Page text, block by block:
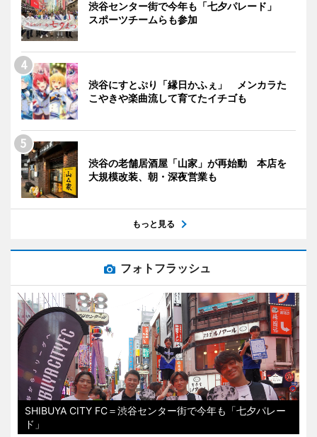
渋谷センター街で今年も「七夕パレード」
スポーツチームらも参加
渋谷にすとぷり「縁日かふぇ」 メンカラた
こやきや楽曲流して育てたイチゴも
渋谷の老舗居酒屋「山家」が再始動 本店を
大規模改装、朝・深夜営業も
もっと見る
フォトフラッシュ
SHIBUYA CITY FC＝渋谷センター街で今年も「七夕パレー
ド」